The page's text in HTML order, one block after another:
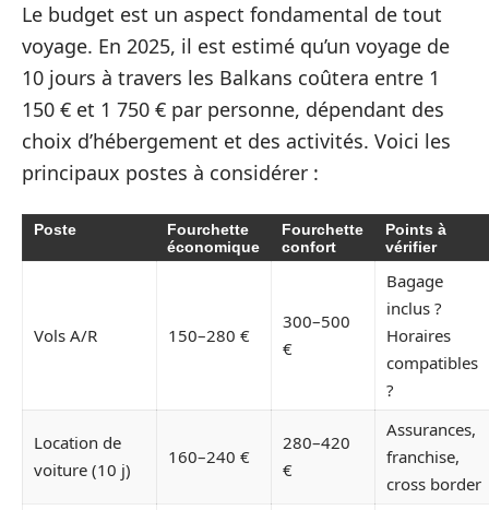
Le budget est un aspect fondamental de tout
voyage. En 2025, il est estimé qu’un voyage de
10 jours à travers les Balkans coûtera entre 1
150 € et 1 750 € par personne, dépendant des
choix d’hébergement et des activités. Voici les
principaux postes à considérer :
Poste
Fourchette
économique
Fourchette
confort
Points à
vérifier
Vols A/R 150–280 €
300–500
€
Bagage
inclus ?
Horaires
compatibles
?
Location de
voiture (10 j)
160–240 €
280–420
€
Assurances,
franchise,
cross border